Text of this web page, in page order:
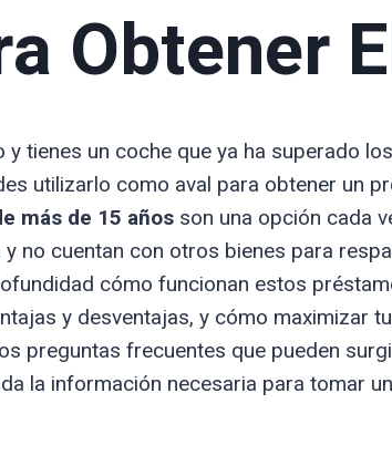
Obtener
tienes un coche que ya ha superado
utilizarlo como aval para obtener un
más de 15 añosson una opción cada
no cuentan con otros bienes para
cómo funcionan estos
y desventajas, y cómo maximizar
preguntas frecuentes que pueden
la información necesaria para tomar